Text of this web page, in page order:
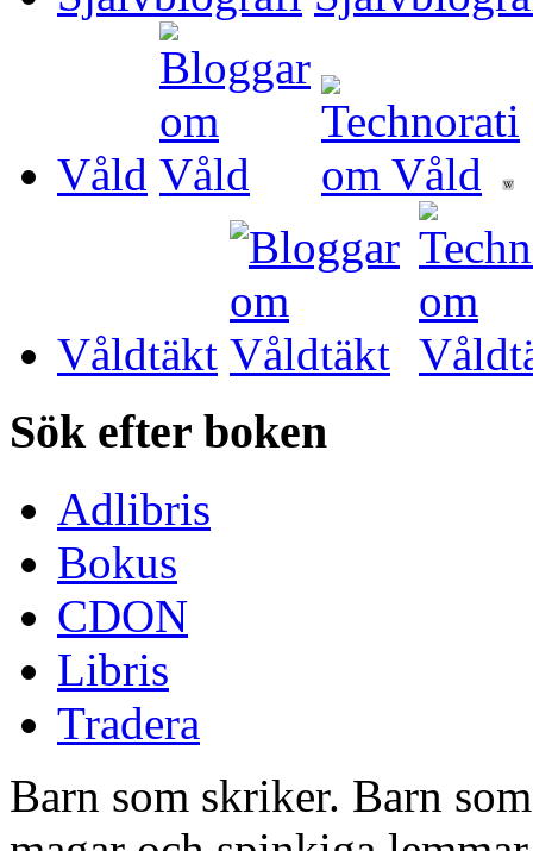
Våld
Våldtäkt
Sök efter boken
Adlibris
Bokus
CDON
Libris
Tradera
Barn som skriker. Barn